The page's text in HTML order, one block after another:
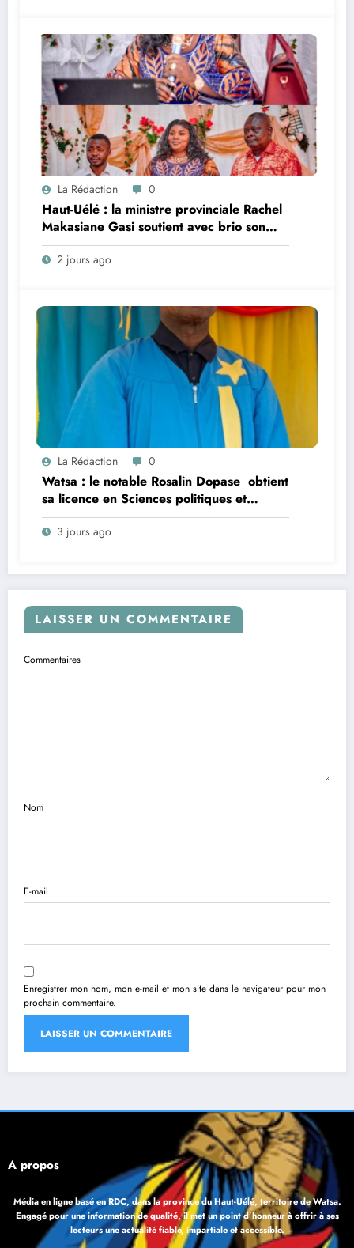
La Rédaction 0
Haut-Uélé : la ministre provinciale Rachel
Makasiane Gasi soutient avec brio son
mémoire sur la persistance du paludisme
dans la zone de santé urbano-rurale
2 jours ago
La Rédaction 0
Watsa : le notable Rosalin Dopase obtient
sa licence en Sciences politiques et
administratives à l’Université CEPROMAD
(UNIC)
3 jours ago
LAISSER UN COMMENTAIRE
Commentaires
Nom
E-mail
Enregistrer mon nom, mon e-mail et mon site dans le navigateur pour mon
prochain commentaire.
À propos
Média en ligne basé en RDC, dans la province du Haut-Uélé, territoire de Watsa.
Engagé pour une information de qualité, il met un point d’honneur à offrir à ses
lecteurs une actualité fiable, impartiale et accessible.